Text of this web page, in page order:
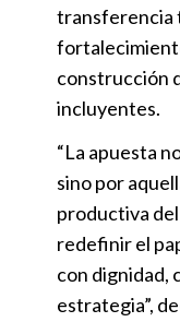
transferencia
construcción
incluyentes.
“La apuesta
sino por
productiva del
redefinir el
con dignidad,
estrategia”,